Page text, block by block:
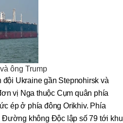
ông Trump
Ukraine gần Stepnohirsk và
vị Nga thuộc Cụm quân phía
ép ở phía đông Orikhiv. Phía
Đường không Độc lập số 79 tới khu